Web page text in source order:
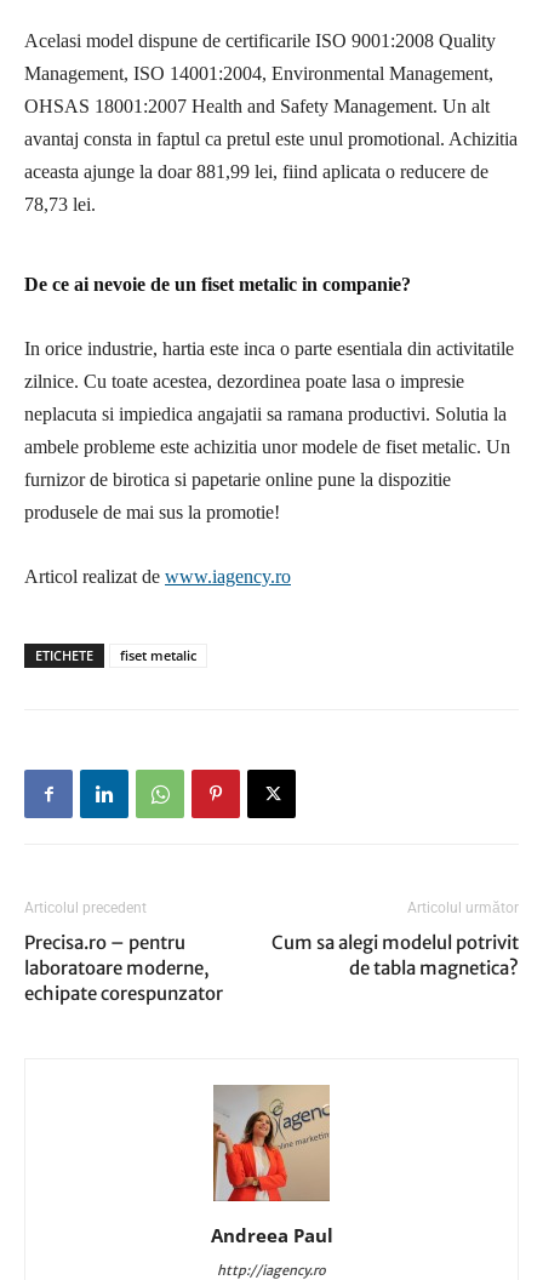
Acelasi model dispune de certificarile ISO 9001:2008 Quality
Management, ISO 14001:2004, Environmental Management,
OHSAS 18001:2007 Health and Safety Management. Un alt
avantaj consta in faptul ca pretul este unul promotional. Achizitia
aceasta ajunge la doar 881,99 lei, fiind aplicata o reducere de
78,73 lei.
De ce ai nevoie de un fiset metalic in companie?
In orice industrie, hartia este inca o parte esentiala din activitatile
zilnice. Cu toate acestea, dezordinea poate lasa o impresie
neplacuta si impiedica angajatii sa ramana productivi. Solutia la
ambele probleme este achizitia unor modele de fiset metalic. Un
furnizor de birotica si papetarie online pune la dispozitie
produsele de mai sus la promotie!
Articol realizat de www.iagency.ro
ETICHETE fiset metalic
Articolul precedent
Precisa.ro – pentru
laboratoare moderne,
echipate corespunzator
Articolul următor
Cum sa alegi modelul potrivit
de tabla magnetica?
Andreea Paul
http://iagency.ro